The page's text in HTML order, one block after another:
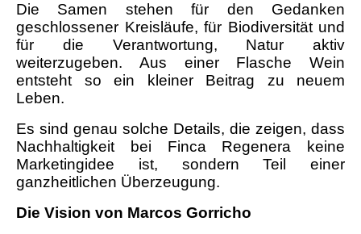
Die Samen stehen für den Gedanken
geschlossener Kreisläufe, für Biodiversität und
für die Verantwortung, Natur aktiv
weiterzugeben. Aus einer Flasche Wein
entsteht so ein kleiner Beitrag zu neuem
Leben.
Es sind genau solche Details, die zeigen, dass
Nachhaltigkeit bei Finca Regenera keine
Marketingidee ist, sondern Teil einer
ganzheitlichen Überzeugung.
Die Vision von Marcos Gorricho